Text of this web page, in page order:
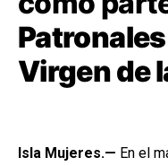
Virgen de
Isla Mujeres.— En el